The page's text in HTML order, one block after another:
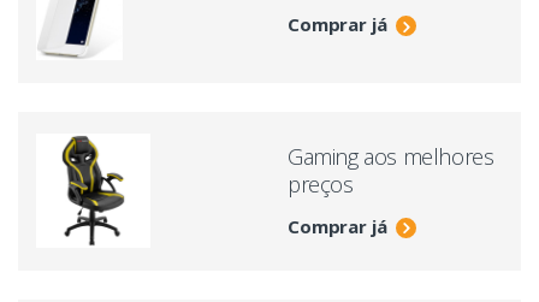
Comprar já
Gaming aos melhores
preços
Comprar já